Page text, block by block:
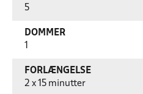
5
DOMMER
FORLÆNGELSE
2 x 15 minutter